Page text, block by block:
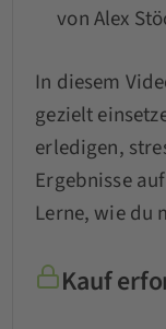
von Alex
In diesem
gezielt
erledigen,
Ergebnisse
Lerne, wie du
Kauf